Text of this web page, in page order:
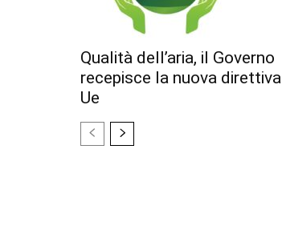
Qualità dell’aria, il Governo
recepisce la nuova direttiva
Ue